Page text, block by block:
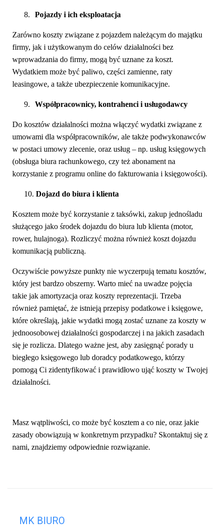
8. Pojazdy i ich eksploatacja
Zarówno koszty związane z pojazdem należącym do majątku
firmy, jak i użytkowanym do celów działalności bez
wprowadzania do firmy, mogą być uznane za koszt.
Wydatkiem może być paliwo, części zamienne, raty
leasingowe, a także ubezpieczenie komunikacyjne.
9. Współpracownicy, kontrahenci i usługodawcy
Do kosztów działalności można włączyć wydatki związane z
umowami dla współpracowników, ale także podwykonawców
w postaci umowy zlecenie, oraz usług – np. usług księgowych
(obsługa biura rachunkowego, czy też abonament na
korzystanie z programu online do fakturowania i księgowości).
10. Dojazd do biura i klienta
Kosztem może być korzystanie z taksówki, zakup jednośladu
służącego jako środek dojazdu do biura lub klienta (motor,
rower, hulajnoga). Rozliczyć można również koszt dojazdu
komunikacją publiczną.
Oczywiście powyższe punkty nie wyczerpują tematu kosztów,
który jest bardzo obszerny. Warto mieć na uwadze pojęcia
takie jak amortyzacja oraz koszty reprezentacji. Trzeba
również pamiętać, że istnieją przepisy podatkowe i księgowe,
które określają, jakie wydatki mogą zostać uznane za koszty w
jednoosobowej działalności gospodarczej i na jakich zasadach
się je rozlicza. Dlatego ważne jest, aby zasięgnąć porady u
biegłego księgowego lub doradcy podatkowego, którzy
pomogą Ci zidentyfikować i prawidłowo ująć koszty w Twojej
działalności.
Masz wątpliwości, co może być kosztem a co nie, oraz jakie
zasady obowiązują w konkretnym przypadku? Skontaktuj się z
nami, znajdziemy odpowiednie rozwiązanie.
MK BIURO